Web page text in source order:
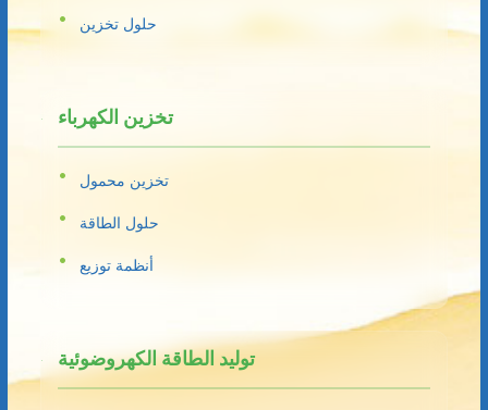
حلول تخزين
تخزين الكهرباء
تخزين محمول
حلول الطاقة
أنظمة توزيع
توليد الطاقة الكهروضوئية